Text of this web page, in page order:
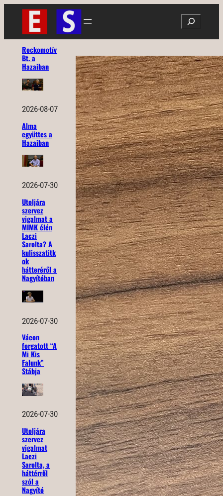
Ugrás
tartalomhoz
Search
Rockomotív
Bt. a
Hazaiban
2026-08-07
Alma
együttes a
Hazaiban
2026-07-30
Utoljára
szervez
vigalmat a
MIMK élén
Laczi
Sarolta? A
kulisszatitk
ok
hátteréről a
Nagyítóban
2026-07-30
Vácon
forgatott “A
Mi Kis
Falunk”
Stábja
2026-07-30
Utoljára
szervez
vigalmat
Laczi
Sarolta, a
háttérről
szól a
Nagyító